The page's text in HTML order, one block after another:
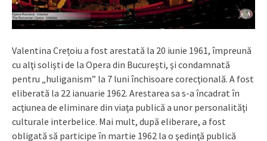
Valentina Crețoiu a fost arestată la 20 iunie 1961, împreună
cu alţi solişti de la Opera din Bucureşti, şi condamnată
pentru „huliganism” la 7 luni închisoare corecţională. A fost
eliberată la 22 ianuarie 1962. Arestarea sa s-a încadrat în
acţiunea de eliminare din viaţa publică a unor personalităţi
culturale interbelice. Mai mult, după eliberare, a fost
obligată să participe în martie 1962 la o şedinţă publică